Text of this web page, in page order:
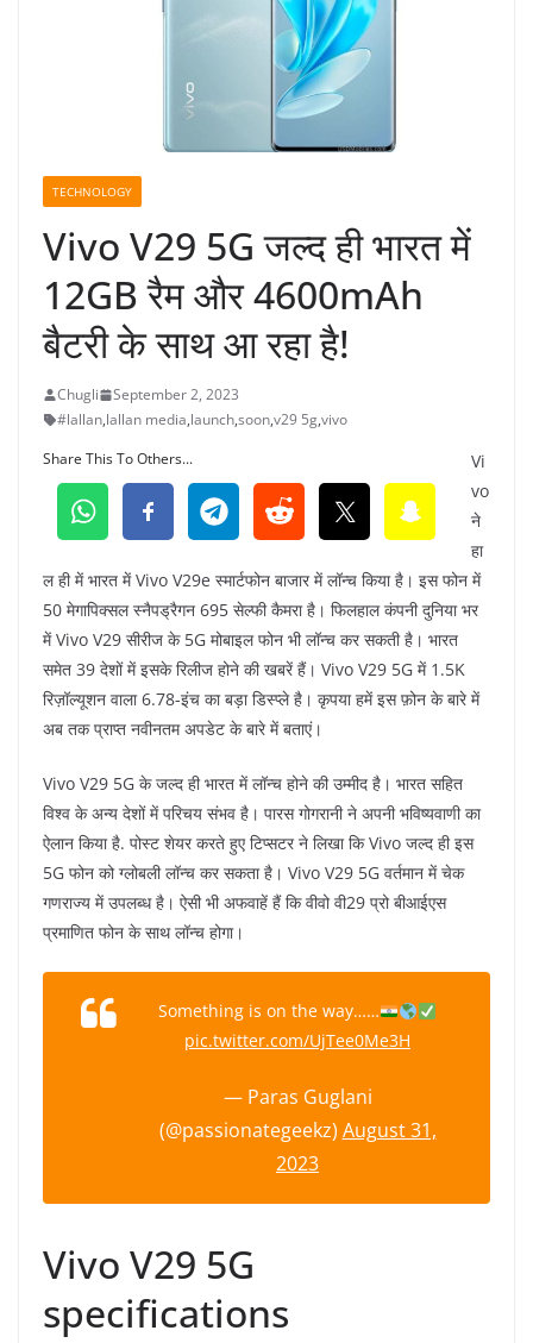
TECHNOLOGY
Vivo V29 5G जल्द ही भारत में
12GB रैम और 4600mAh
बैटरी के साथ आ रहा है!
Chugli
September 2, 2023
#lallan,lallan media,launch,soon,v29 5g,vivo
Share This To Others...
Vi
vo
ने
हा
ल ही में भारत में Vivo V29e स्मार्टफोन बाजार में लॉन्च किया है। इस फोन में
50 मेगापिक्सल स्नैपड्रैगन 695 सेल्फी कैमरा है। फिलहाल कंपनी दुनिया भर
में Vivo V29 सीरीज के 5G मोबाइल फोन भी लॉन्च कर सकती है। भारत
समेत 39 देशों में इसके रिलीज होने की खबरें हैं। Vivo V29 5G में 1.5K
रिज़ॉल्यूशन वाला 6.78-इंच का बड़ा डिस्प्ले है। कृपया हमें इस फ़ोन के बारे में
अब तक प्राप्त नवीनतम अपडेट के बारे में बताएं।
Vivo V29 5G के जल्द ही भारत में लॉन्च होने की उम्मीद है। भारत सहित
विश्व के अन्य देशों में परिचय संभव है। पारस गोगरानी ने अपनी भविष्यवाणी का
ऐलान किया है. पोस्ट शेयर करते हुए टिप्सटर ने लिखा कि Vivo जल्द ही इस
5G फोन को ग्लोबली लॉन्च कर सकता है। Vivo V29 5G वर्तमान में चेक
गणराज्य में उपलब्ध है। ऐसी भी अफवाहें हैं कि वीवो वी29 प्रो बीआईएस
प्रमाणित फोन के साथ लॉन्च होगा।
Something is on the way……
pic.twitter.com/UjTee0Me3H
— Paras Guglani
(@passionategeekz) August 31,
2023
Vivo V29 5G
specifications